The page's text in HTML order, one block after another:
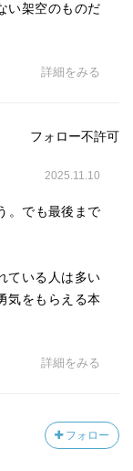
い架空のものだ
詳細をみる
フォロー不許可
2025.11.10
。でも最後まで
ている人は多い
気をもらえる本
詳細をみる
フォロー